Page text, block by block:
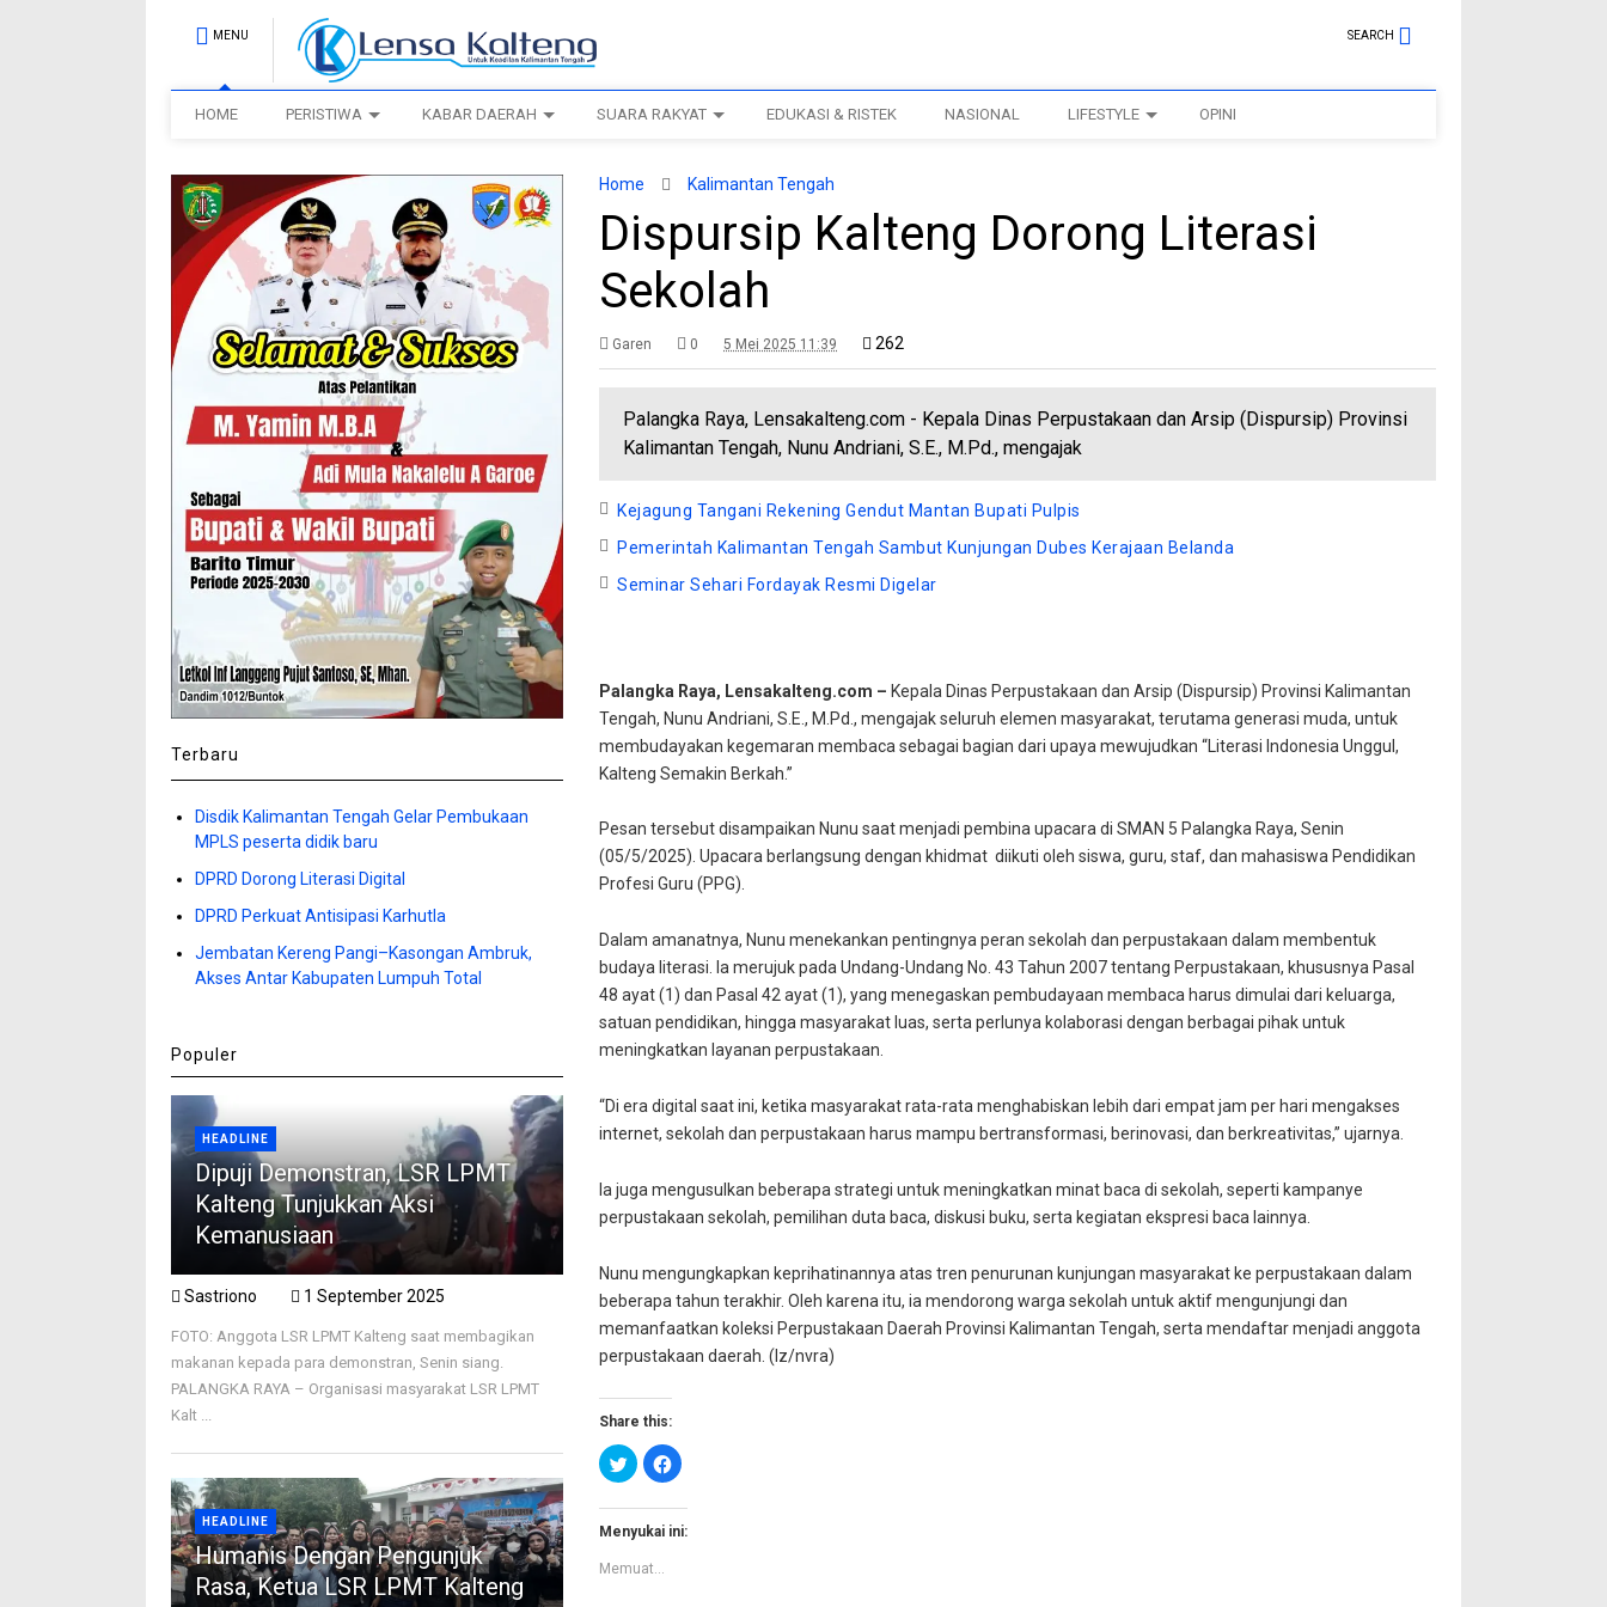
MENU SEARCH
HOME PERISTIWA KABAR DAERAH SUARA RAKYAT EDUKASI & RISTEK NASIONAL LIFESTYLE OPINI
Home Kalimantan Tengah
Dispursip Kalteng Dorong Literasi
Sekolah
Garen 0 5 Mei 2025 11:39 262
Palangka Raya, Lensakalteng.com - Kepala Dinas Perpustakaan dan Arsip (Dispursip) Provinsi
Kalimantan Tengah, Nunu Andriani, S.E., M.Pd., mengajak
Kejagung Tangani Rekening Gendut Mantan Bupati Pulpis
Pemerintah Kalimantan Tengah Sambut Kunjungan Dubes Kerajaan Belanda
Seminar Sehari Fordayak Resmi Digelar
Palangka Raya, Lensakalteng.com –Kepala Dinas Perpustakaan dan Arsip (Dispursip) Provinsi Kalimantan
Tengah, Nunu Andriani, S.E., M.Pd., mengajak seluruh elemen masyarakat, terutama generasi muda, untuk
membudayakan kegemaran membaca sebagai bagian dari upaya mewujudkan “Literasi Indonesia Unggul,
Kalteng Semakin Berkah.”
Pesan tersebut disampaikan Nunu saat menjadi pembina upacara di SMAN 5 Palangka Raya, Senin
(05/5/2025). Upacara berlangsung dengan khidmat diikuti oleh siswa, guru, staf, dan mahasiswa Pendidikan
Profesi Guru (PPG).
Dalam amanatnya, Nunu menekankan pentingnya peran sekolah dan perpustakaan dalam membentuk
budaya literasi. Ia merujuk pada Undang-Undang No. 43 Tahun 2007 tentang Perpustakaan, khususnya Pasal
48 ayat (1) dan Pasal 42 ayat (1), yang menegaskan pembudayaan membaca harus dimulai dari keluarga,
satuan pendidikan, hingga masyarakat luas, serta perlunya kolaborasi dengan berbagai pihak untuk
meningkatkan layanan perpustakaan.
“Di era digital saat ini, ketika masyarakat rata-rata menghabiskan lebih dari empat jam per hari mengakses
internet, sekolah dan perpustakaan harus mampu bertransformasi, berinovasi, dan berkreativitas,” ujarnya.
Ia juga mengusulkan beberapa strategi untuk meningkatkan minat baca di sekolah, seperti kampanye
perpustakaan sekolah, pemilihan duta baca, diskusi buku, serta kegiatan ekspresi baca lainnya.
Nunu mengungkapkan keprihatinannya atas tren penurunan kunjungan masyarakat ke perpustakaan dalam
beberapa tahun terakhir. Oleh karena itu, ia mendorong warga sekolah untuk aktif mengunjungi dan
memanfaatkan koleksi Perpustakaan Daerah Provinsi Kalimantan Tengah, serta mendaftar menjadi anggota
perpustakaan daerah. (lz/nvra)
Share this:
K
l
n
t
k
K
l
n
Menyukai ini:
Memuat...
Terbaru
Disdik Kalimantan Tengah Gelar Pembukaan
MPLS peserta didik baru
DPRD Dorong Literasi Digital
DPRD Perkuat Antisipasi Karhutla
Jembatan Kereng Pangi–Kasongan Ambruk,
Akses Antar Kabupaten Lumpuh Total
Populer
HEADLINE
Dipuji Demonstran, LSR LPMT
Kalteng Tunjukkan Aksi
Kemanusiaan
Sastriono 1 September 2025
FOTO: Anggota LSR LPMT Kalteng saat membagikan
makanan kepada para demonstran, Senin siang.
PALANGKA RAYA – Organisasi masyarakat LSR LPMT
Kalt ...
HEADLINE
Humanis Dengan Pengunjuk
Rasa, Ketua LSR LPMT Kalteng